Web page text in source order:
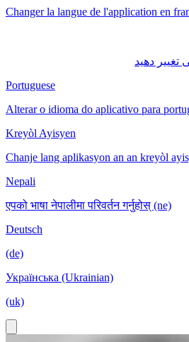
Changer la langue de l'application en
Portuguese
Alterar o idioma do aplicativo para
Kreyòl Ayisyen
Chanje lang aplikasyon an an kreyòl
Nepali
एपको भाषा नेपालीमा परिवर्तन गर्नुहोस् (ne)
Deutsch
(de)
Українська (Ukrainian)
(uk)